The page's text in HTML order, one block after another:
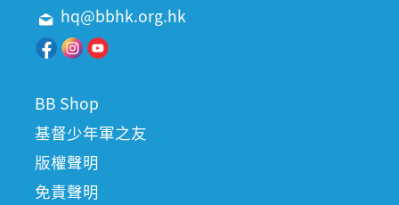
hq@bbhk.org.hk
BB Shop
基督少年軍之友
版權聲明
免責聲明